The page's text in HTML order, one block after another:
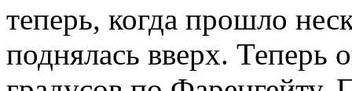
теперь, когда прошло
поднялась вверх. Теперь